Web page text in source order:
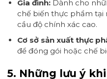
Gia đình:Dành cho
chế biến thực phẩm tại
cầu độ chính xác cao.
Cơ sở sản xuất thực
để đóng gói hoặc chế
5. Những lưu ý